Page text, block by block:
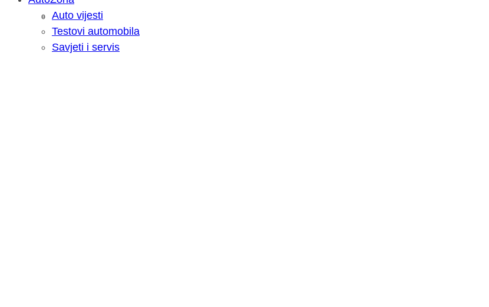
Savjetujemo: Što učiniti kada vaš iPad treba servis? Alpha servis nudi rješenja
Auto vijesti
Testovi automobila
Savjeti i servis